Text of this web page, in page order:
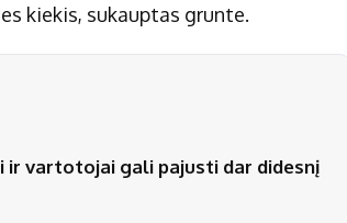
kiekis, sukauptas grunte.
ir vartotojai gali pajusti dar didesnį